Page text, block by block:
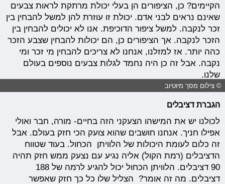
הקיימים? כן, הציפורים הן בעלי יכולת מרתקת לראות צבעים
שאינם נראים לבני אדם. יכולת זו עוזרת להן למשל להבחין בין
זכר לנקבה. למשל ציפור הדוכיפת. אנו לא יכולים להבחין בין
הזכר לנקבה. אך הציפורים כן, הם יכולות להבחין שצבע הזכר
כהה יותר. אז למזלנו, אנחנו לא צריכים להבחין מי זכר ומי
נקבה. אבל זה כן היה נחמד לגלות צבעים נוספים בעולם
שלנו.
© צילום מסך מיוטיוב
הגברת דציבלים
לכולנו יש את המישהו הצעקני הזה בחיים- מורה, חבר ואולי
אפילו חניך. אנחנו חושבים שהוא צועק הכי חזק בעולם. אבל
זה כלום לעומת היכולות של הלוויתן הכחול. בעוד שטווח
הדציבלים (רמת הקול) אליה נגיע עם נצעק ממש חזק תהיה
90 דציבלים. הלוויתן הכחול יכול להגיע לרמה של 188
דציבלים. מה זה אומר? הצליל שלו כל כך חזק שאפשר